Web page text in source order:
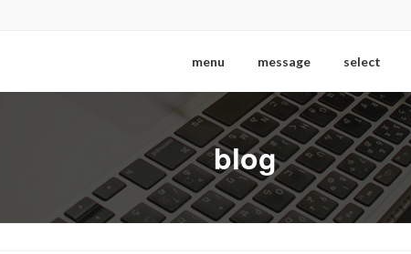
menu message select
blog